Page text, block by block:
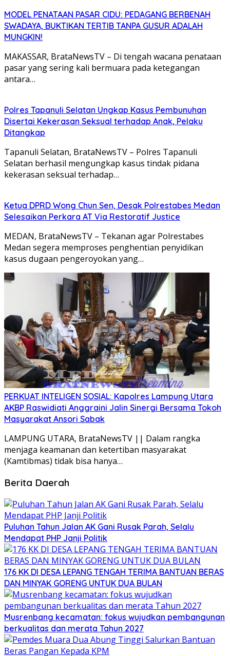
MODEL PENATAAN PASAR CIDU: PEDAGANG BERBENAH
SWADAYA, BUKTIKAN TERTIB TANPA GUSUR ADALAH
MUNGKIN!
MAKASSAR, BrataNewsTV – Di tengah wacana penataan
pasar yang sering kali bermuara pada ketegangan
antara…
Polres Tapanuli Selatan Ungkap Kasus Pembunuhan
Disertai Kekerasan Seksual terhadap Anak, Pelaku
Ditangkap
Tapanuli Selatan, BrataNewsTV – Polres Tapanuli
Selatan berhasil mengungkap kasus tindak pidana
kekerasan seksual terhadap…
Ketua DPRD Wong Chun Sen, Desak Polrestabes Medan
Selesaikan Perkara AT Via Restoratif Justice
MEDAN, BrataNewsTV – Tekanan agar Polrestabes
Medan segera memproses penghentian penyidikan
kasus dugaan pengeroyokan yang…
PERKUAT INTELIGEN SOSIAL: Kapolres Lampung Utara
AKBP Raswidiati Anggraini Jalin Sinergi Bersama Tokoh
Masyarakat Ansori Sabak
LAMPUNG UTARA, BrataNewsTV || Dalam rangka
menjaga keamanan dan ketertiban masyarakat
(Kamtibmas) tidak bisa hanya…
Berita Daerah
Puluhan Tahun Jalan AK Gani Rusak Parah, Selalu
Mendapat PHP Janji Politik
176 KK DI DESA LEPANG TENGAH TERIMA BANTUAN BERAS
DAN MINYAK GORENG UNTUK DUA BULAN
Musrenbang kecamatan: fokus wujudkan pembangunan
berkualitas dan merata Tahun 2027